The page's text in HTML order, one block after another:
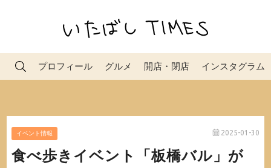
プロフィール グルメ 開店・閉店 インスタグラム
イベント情報 2025-01-30
食べ歩きイベント「板橋バル」が